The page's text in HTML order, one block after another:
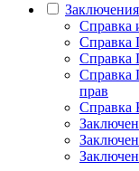
Заключения
Cправка
Справка
Справка
Справка
прав